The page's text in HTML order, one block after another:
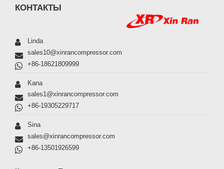
КОНТАКТЫ
Linda
sales10@xinrancompressor.com
+86-18621809999
Kana
sales1@xinrancompressor.com
+86-19305229717
Sina
sales@xinrancompressor.com
+86-13501926599